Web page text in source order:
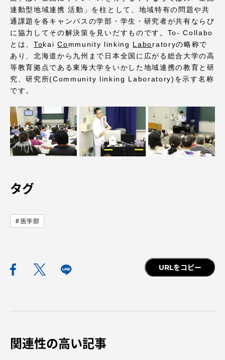
連動型地域連携 活動」を柱として、地域特有の問題や共
通課題を各キャンパスの学部・学生・研究者が共有ならび
に協力してその解決策を見いだすものです。To- Collabo
とは、TokaiCommunity linking Laboratoryの略称で
あり、北海道から九州まで日本全国に広がる総合大学の高
等教育拠点である東海大学をいかした地域連携の教育と研
究、研究所(Community linking Laboratory)を示す名称
です。
タグ
医学部
URLをコピー
関連性の高い記事
卒業にあたってのアンケート
認証評価
教育研究上の目的及び養成する人材像と３つの
ポリシー